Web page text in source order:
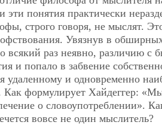
понятия практически
строго говоря, не мыслят.
Увязнув в
всякий раз неявно, различию
и попало в забвение
удаленному и одновременно
формулирует Хайдеггер:
о словоупотреблении».
вовсе не один мыслитель?